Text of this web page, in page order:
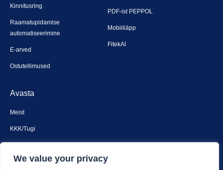
We value your privacy
Kinnitusring
Raamatupidamise
automatiseerimine
E-arved
Ostutellimused
PDF-ist PEPPOL
Mobiiliäpp
FitekAI
Avasta
Meist
KKK/Tugi
Turvalisus ja privaatsus